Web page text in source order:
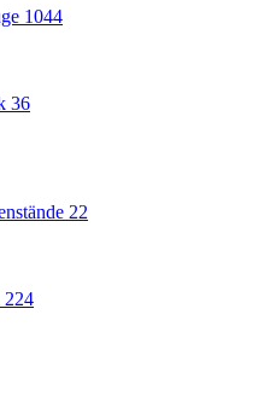
1044
36
22
224